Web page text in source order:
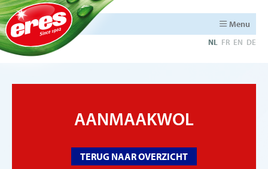
Menu
NL FR EN DE
AANMAAKWOL
TERUG NAAR OVERZICHT